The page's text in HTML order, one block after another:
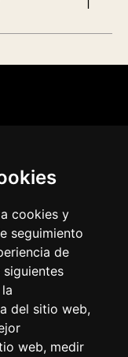
cookies y
seguimiento
de
del sitio web,
web, medir